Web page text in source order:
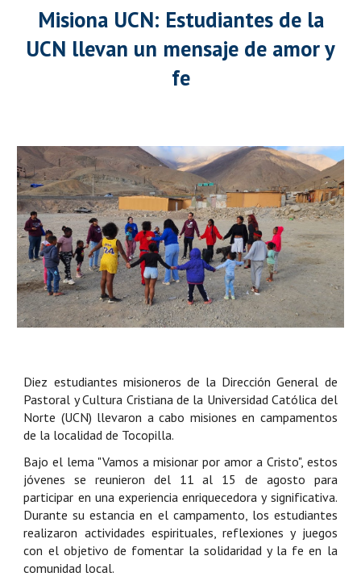
Misiona UCN: Estudiantes de la
UCN llevan un mensaje de amor y
fe
Diez estudiantes misioneros de la Dirección General de
Pastoral y Cultura Cristiana de la Universidad Católica del
Norte (UCN) llevaron a cabo misiones en campamentos
de la localidad de Tocopilla.
Bajo el lema "Vamos a misionar por amor a Cristo", estos
jóvenes se reunieron del 11 al 15 de agosto para
participar en una experiencia enriquecedora y significativa.
Durante su estancia en el campamento, los estudiantes
realizaron actividades espirituales, reflexiones y juegos
con el objetivo de fomentar la solidaridad y la fe en la
comunidad local.